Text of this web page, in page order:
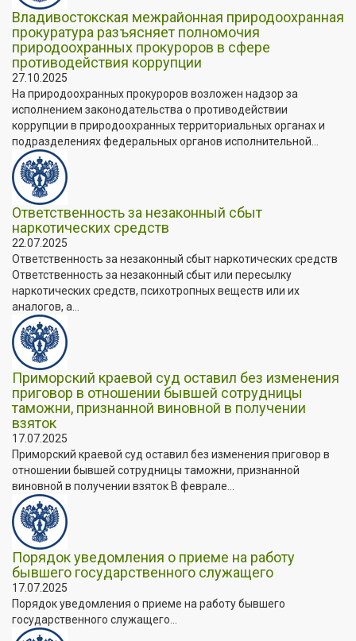
Владивостокская межрайонная природоохранная
прокуратура разъясняет полномочия
природоохранных прокуроров в сфере
противодействия коррупции
27.10.2025
На природоохранных прокуроров возложен надзор за
исполнением законодательства о противодействии
коррупции в природоохранных территориальных органах и
подразделениях федеральных органов исполнительной...
Ответственность за незаконный сбыт
наркотических средств
22.07.2025
Ответственность за незаконный сбыт наркотических средств
Ответственность за незаконный сбыт или пересылку
наркотических средств, психотропных веществ или их
аналогов, а...
Приморский краевой суд оставил без изменения
приговор в отношении бывшей сотрудницы
таможни, признанной виновной в получении
взяток
17.07.2025
Приморский краевой суд оставил без изменения приговор в
отношении бывшей сотрудницы таможни, признанной
виновной в получении взяток В феврале...
Порядок уведомления о приеме на работу
бывшего государственного служащего
17.07.2025
Порядок уведомления о приеме на работу бывшего
государственного служащего...